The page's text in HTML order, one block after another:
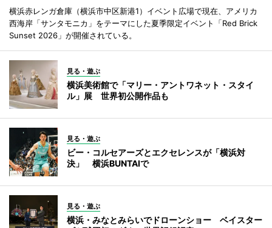
横浜赤レンガ倉庫（横浜市中区新港1）イベント広場で現在、アメリカ
西海岸「サンタモニカ」をテーマにした夏季限定イベント「Red Brick
Sunset 2026」が開催されている。
見る・遊ぶ
横浜美術館で「マリー・アントワネット・スタイ
ル」展 世界初公開作品も
見る・遊ぶ
ビー・コルセアーズとエクセレンスが「横浜対
決」 横浜BUNTAIで
見る・遊ぶ
横浜・みなとみらいでドローンショー ベイスター